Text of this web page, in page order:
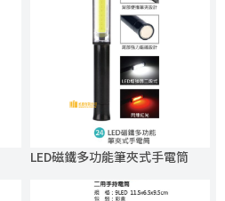
LED磁鐵多功能筆夾式手電筒